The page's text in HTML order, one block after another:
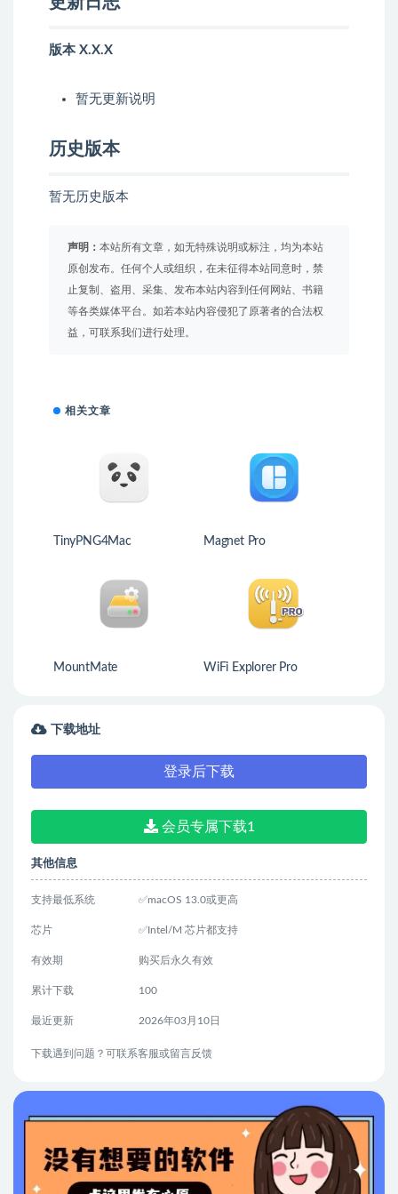
版本 X.X.X
暂无更新说明
历史版本
暂无历史版本
声明： 本站所有文章，如无特殊说明或标注，均为本站
原创发布。任何个人或组织，在未征得本站同意时，禁
止复制、盗用、采集、发布本站内容到任何网站、书籍
等各类媒体平台。如若本站内容侵犯了原著者的合法权
益，可联系我们进行处理。
相关文章
TinyPNG4Mac Magnet Pro
MountMate WiFi Explorer Pro
下载地址
登录后下载
会员专属下载1
其他信息
支持最低系统 ✅macOS 13.0或更高
芯片 ✅Intel/M 芯片都支持
有效期 购买后永久有效
累计下载 100
最近更新 2026年03月10日
下载遇到问题？可联系客服或留言反馈